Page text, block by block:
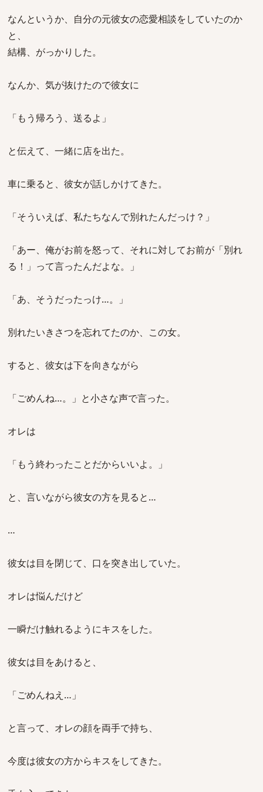
なんというか、自分の元彼女の恋愛相談をしていたのか
と、
結構、がっかりした。
なんか、気が抜けたので彼女に
「もう帰ろう、送るよ」
と伝えて、一緒に店を出た。
車に乗ると、彼女が話しかけてきた。
「そういえば、私たちなんで別れたんだっけ？」
「あー、俺がお前を怒って、それに対してお前が「別れ
る！」って言ったんだよな。」
「あ、そうだったっけ…。」
別れたいきさつを忘れてたのか、この女。
すると、彼女は下を向きながら
「ごめんね…。」と小さな声で言った。
オレは
「もう終わったことだからいいよ。」
と、言いながら彼女の方を見ると…
…
彼女は目を閉じて、口を突き出していた。
オレは悩んだけど
一瞬だけ触れるようにキスをした。
彼女は目をあけると、
「ごめんねえ…」
と言って、オレの顔を両手で持ち、
今度は彼女の方からキスをしてきた。